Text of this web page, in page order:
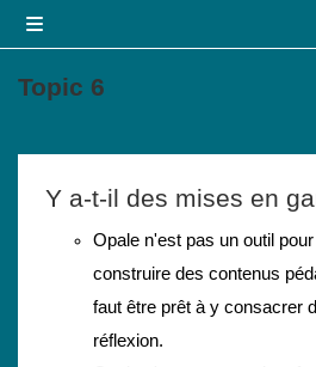
Topic 6
Y a-t-il des mises en
Opale n'est pas un outil
construire des contenus
faut être prêt à y consacrer
réflexion.